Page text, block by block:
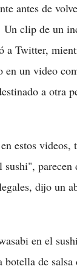
antes de
Un clip de un
a Twitter,
en un video
a otra
estos videos,
dijo un
en el
de salsa